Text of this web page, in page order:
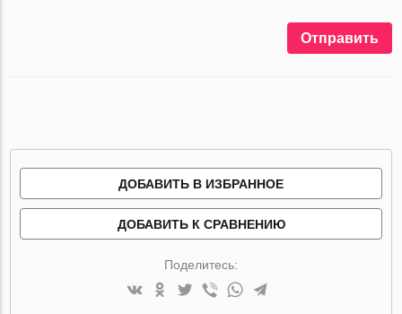
Отправить
ДОБАВИТЬ В ИЗБРАННОЕ
ДОБАВИТЬ К СРАВНЕНИЮ
Поделитесь: